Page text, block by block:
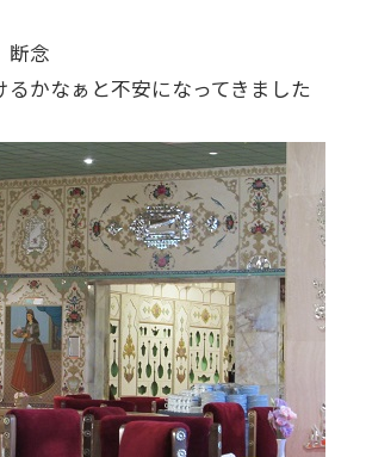
断念
るかなぁと不安になってきました